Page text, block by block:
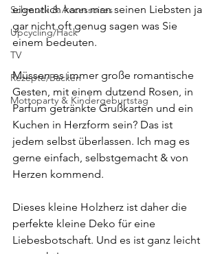
Schmuck & Accessoires
Upcycling/Hack
TV
Rezepte/Backen
Mottoparty & Kindergeburtstag
eigentlich kann man seinen Liebsten ja
gar nicht oft genug sagen was Sie
einem bedeuten.
Müssen es immer große romantische
Gesten, mit einem dutzend Rosen, in
Parfum getränkte Grußkarten und ein
Kuchen in Herzform sein? Das ist
jedem selbst überlassen. Ich mag es
gerne einfach, selbstgemacht & von
Herzen kommend.
Dieses kleine Holzherz ist daher die
perfekte kleine Deko für eine
Liebesbotschaft. Und es ist ganz leicht